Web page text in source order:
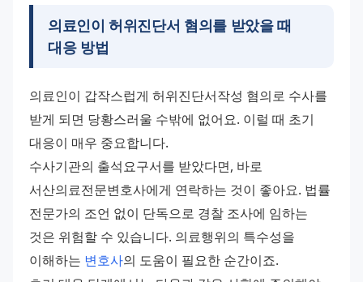
의료인이 허위진단서 혐의를 받았을 때
대응 방법
의료인이 갑작스럽게 허위진단서작성 혐의로 수사를
받게 되면 당황스러울 수밖에 없어요. 이럴 때 초기
대응이 매우 중요합니다.
수사기관의 출석요구서를 받았다면, 바로
서산의료전문변호사에게 연락하는 것이 좋아요. 법률
전문가의 조언 없이 단독으로 경찰 조사에 임하는
것은 위험할 수 있습니다. 의료행위의 특수성을
이해하는 변호사의 도움이 필요한 순간이죠.